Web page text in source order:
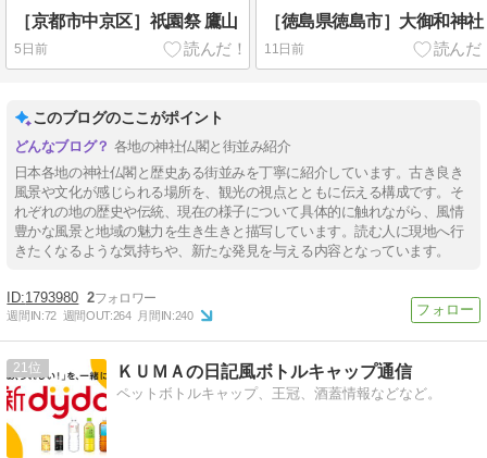
［京都市中京区］祇園祭 鷹山
5日前
［徳島県徳島市］大御和神社
11日前
このブログのここがポイント
各地の神社仏閣と街並み紹介
日本各地の神社仏閣と歴史ある街並みを丁寧に紹介しています。古き良き
風景や文化が感じられる場所を、観光の視点とともに伝える構成です。そ
れぞれの地の歴史や伝統、現在の様子について具体的に触れながら、風情
豊かな風景と地域の魅力を生き生きと描写しています。読む人に現地へ行
きたくなるような気持ちや、新たな発見を与える内容となっています。
1793980 2
週間IN:72 週間OUT:264 月間IN:240
21 ＫＵＭＡの日記風ボトルキャップ通信
ペットボトルキャップ、王冠、酒蓋情報などなど。